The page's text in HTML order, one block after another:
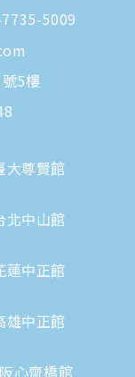
5009
5樓
大尊賢館
北中山館
蓮中正館
雄中正館
心齋橋館